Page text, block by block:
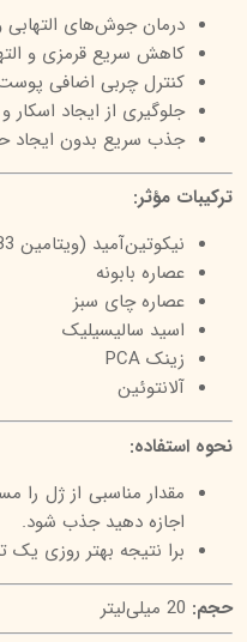
میکاپ رز
شال کوین
اوک
سون کوئین
درمان جوش‌های التهابی و
کاهش سریع قرمزی و
کنترل چربی اضافی
جلوگیری از ایجاد
جذب سریع بدون
ترکیبات مؤثر:
نیکوتین‌آمید (ویتامین B3)
عصاره بابونه
عصاره چای سبز
اسید سالیسیلیک
زینک PCA
آلانتوئین
نحوه استفاده:
مقدار مناسبی از ژل را
اجازه دهید جذب شود.
برا نتیجه بهتر روزی یک
حجم: 20 میلی‌لیتر